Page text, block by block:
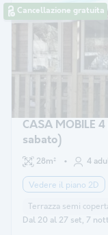
Cancellazione gratuita
CASA MOBILE
sabato)
28m² 4
Vedere il piano 2D
Terrazza semi
Dal 20 al 27 set, 7